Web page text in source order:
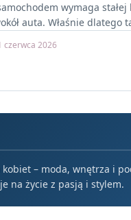
wymaga
auta. Właśnie dlatego
czerwca 2026
– moda, wnętrza i
na życie z pasją i stylem.